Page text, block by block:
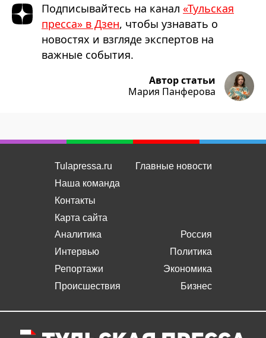
Подписывайтесь на канал «Тульская
пресса» в Дзен, чтобы узнавать о
новостях и взгляде экспертов на
важные события.
Автор статьи
Мария Панферова
Tulapressa.ru
Наша команда
Контакты
Карта сайта
Главные новости
Аналитика
Интервью
Репортажи
Происшествия
Россия
Политика
Экономика
Бизнес